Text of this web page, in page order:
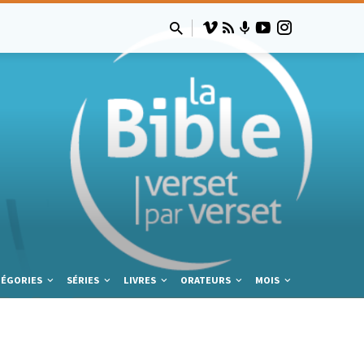
SÉRIES LIVRES ORATEURS MOIS